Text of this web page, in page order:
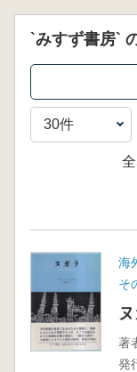
`みすず書房`
海
そ
著
発